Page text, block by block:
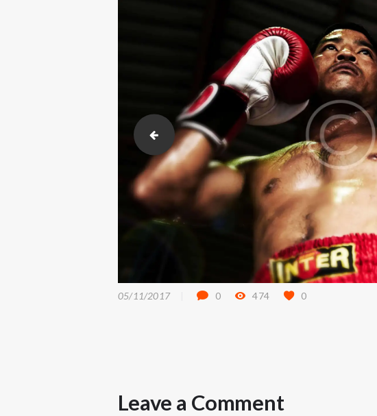
post-11
05/11/2017 0 474 0
Leave a Comment